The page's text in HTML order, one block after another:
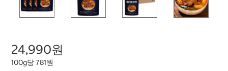
24,990원
100g당 781원